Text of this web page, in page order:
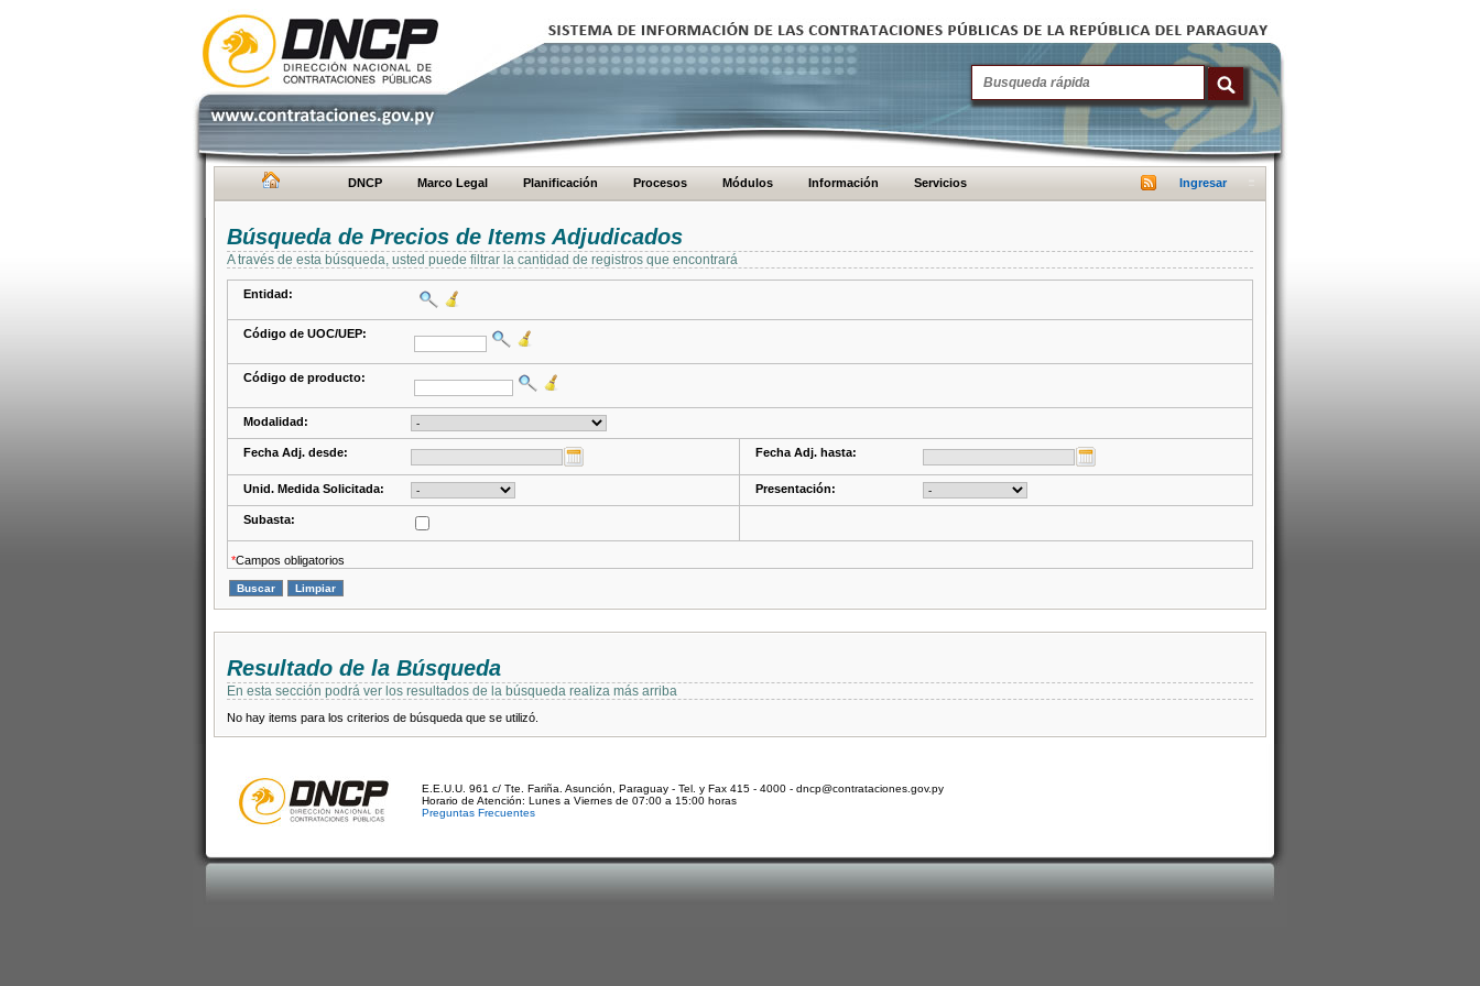
DNCP Marco Legal Planificación Procesos Módulos Información Servicios Ingresar
Búsqueda de Precios de Items Adjudicados
A través de esta búsqueda, usted puede filtrar la cantidad de registros que encontrará
Entidad:
Código de UOC/UEP:
Código de producto:
Modalidad:
Fecha Adj. desde: Fecha Adj. hasta:
Unid. Medida Solicitada: Presentación:
Subasta:
*Campos obligatorios
Resultado de la Búsqueda
En esta sección podrá ver los resultados de la búsqueda realiza más arriba
No hay items para los criterios de búsqueda que se utilizó.
E.E.U.U. 961 c/ Tte. Fariña. Asunción, Paraguay - Tel. y Fax 415 - 4000 - dncp@contrataciones.gov.py
Horario de Atención: Lunes a Viernes de 07:00 a 15:00 horas
Preguntas Frecuentes